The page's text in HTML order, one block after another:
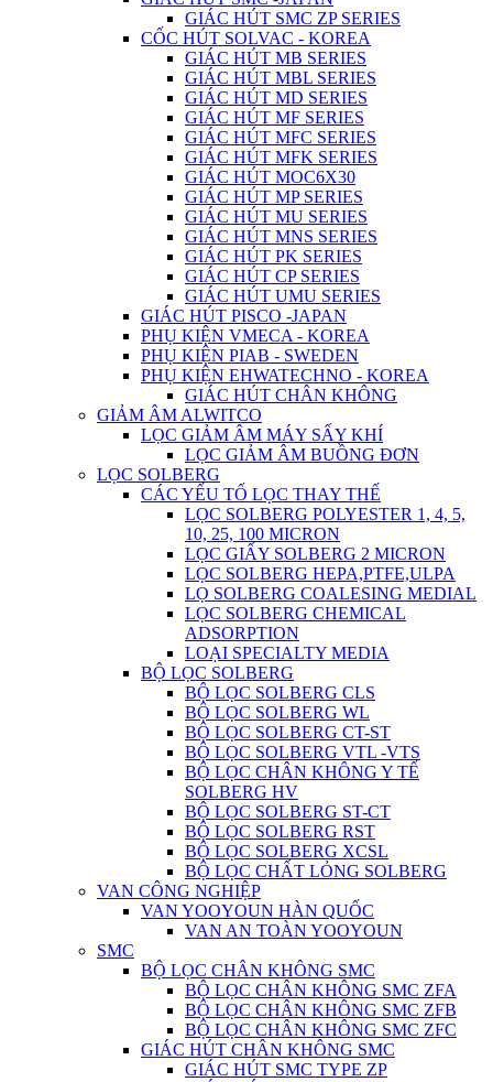
GIÁC HÚT SMC ZP SERIES
CỐC HÚT SOLVAC - KOREA
GIÁC HÚT MB SERIES
GIÁC HÚT MBL SERIES
GIÁC HÚT MD SERIES
GIÁC HÚT MF SERIES
GIÁC HÚT MFC SERIES
GIÁC HÚT MFK SERIES
GIÁC HÚT MOC6X30
GIÁC HÚT MP SERIES
GIÁC HÚT MU SERIES
GIÁC HÚT MNS SERIES
GIÁC HÚT PK SERIES
GIÁC HÚT CP SERIES
GIÁC HÚT UMU SERIES
GIÁC HÚT PISCO -JAPAN
PHỤ KIỆN VMECA - KOREA
PHỤ KIỆN PIAB - SWEDEN
PHỤ KIỆN EHWATECHNO - KOREA
GIÁC HÚT CHÂN KHÔNG
GIẢM ÂM ALWITCO
LỌC GIẢM ÂM MÁY SẤY KHÍ
LỌC GIẢM ÂM BUỒNG ĐƠN
LỌC SOLBERG
CÁC YẾU TỐ LỌC THAY THẾ
LỌC SOLBERG POLYESTER 1, 4, 5,
10, 25, 100 MICRON
LỌC GIẤY SOLBERG 2 MICRON
LỌC SOLBERG HEPA,PTFE,ULPA
LỌ SOLBERG COALESING MEDIAL
LỌC SOLBERG CHEMICAL
ADSORPTION
LOẠI SPECIALTY MEDIA
BỘ LỌC SOLBERG
BỘ LỌC SOLBERG CLS
BỘ LỌC SOLBERG WL
BỘ LỌC SOLBERG CT-ST
BỘ LỌC SOLBERG VTL -VTS
BỘ LỌC CHÂN KHÔNG Y TẾ
SOLBERG HV
BỘ LỌC SOLBERG ST-CT
BỘ LỌC SOLBERG RST
BỘ LỌC SOLBERG XCSL
BỘ LỌC CHẤT LỎNG SOLBERG
VAN CÔNG NGHIỆP
VAN YOOYOUN HÀN QUỐC
VAN AN TOÀN YOOYOUN
SMC
BỘ LỌC CHÂN KHÔNG SMC
BỘ LỌC CHÂN KHÔNG SMC ZFA
BỘ LỌC CHÂN KHÔNG SMC ZFB
BỘ LỌC CHÂN KHÔNG SMC ZFC
GIÁC HÚT CHÂN KHÔNG SMC
GIÁC HÚT SMC TYPE ZP